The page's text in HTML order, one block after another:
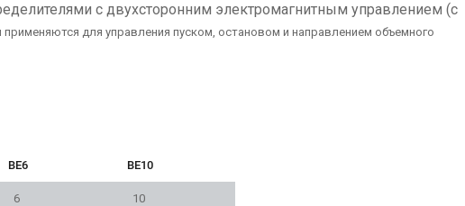
с двухсторонним электромагнитным управлением (с
применяются для управления пуском, остановом и направлением объемного
ВЕ6 ВЕ10
6 10